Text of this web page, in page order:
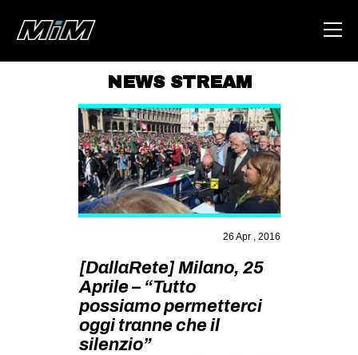
ABOUT
AREA
DEGENERAZIONE
MSM
STUDENTI TSUNAMI
ZAM
NEWS STREAM
26 Apr , 2016
[DallaRete] Milano, 25
Aprile – “Tutto
possiamo permetterci
oggi tranne che il
silenzio”